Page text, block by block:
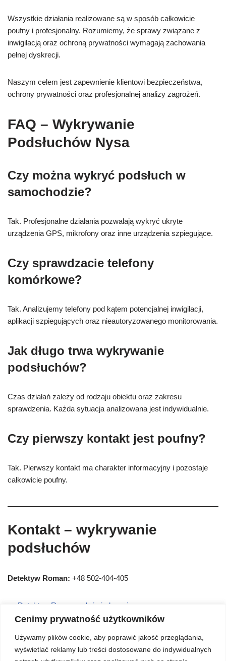
Cenimy prywatność użytkowników
Używamy plików cookie, aby poprawić jakość przeglądania,
wyświetlać reklamy lub treści dostosowane do indywidualnych
Wszystkie działania realizowane są w sposób całkowicie
poufny i profesjonalny. Rozumiemy, że sprawy związane z
inwigilacją oraz ochroną prywatności wymagają zachowania
pełnej dyskrecji.
Naszym celem jest zapewnienie klientowi bezpieczeństwa,
ochrony prywatności oraz profesjonalnej analizy zagrożeń.
FAQ – Wykrywanie
Podsłuchów Nysa
Czy można wykryć podsłuch w
samochodzie?
Tak. Profesjonalne działania pozwalają wykryć ukryte
urządzenia GPS, mikrofony oraz inne urządzenia szpiegujące.
Czy sprawdzacie telefony
komórkowe?
Tak. Analizujemy telefony pod kątem potencjalnej inwigilacji,
aplikacji szpiegujących oraz nieautoryzowanego monitorowania.
Jak długo trwa wykrywanie
podsłuchów?
Czas działań zależy od rodzaju obiektu oraz zakresu
sprawdzenia. Każda sytuacja analizowana jest indywidualnie.
Czy pierwszy kontakt jest poufny?
Tak. Pierwszy kontakt ma charakter informacyjny i pozostaje
całkowicie poufny.
Kontakt – wykrywanie
podsłuchów
Detektyw Roman: +48 502-404-405
Detektyw Roman – doświadczenie
Informatyka śledcza
Cennik usług detektywistycznych